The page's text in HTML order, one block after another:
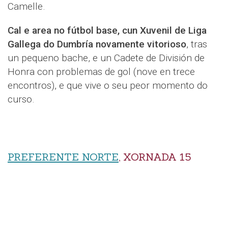
Camelle.
Cal e area no fútbol base, cun Xuvenil de Liga
Gallega do Dumbría novamente vitorioso, tras
un pequeno bache, e un Cadete de División de
Honra con problemas de gol (nove en trece
encontros), e que vive o seu peor momento do
curso.
PREFERENTE NORTE, XORNADA 15